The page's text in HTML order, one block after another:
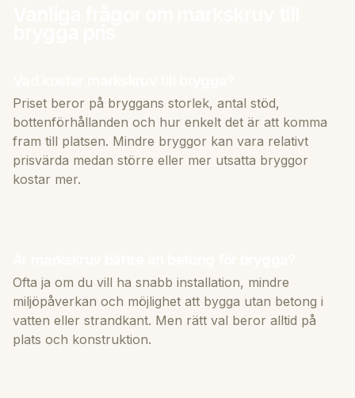
Priset beror på bryggans storlek, antal stöd,
bottenförhållanden och hur enkelt det är att komma
fram till platsen. Mindre bryggor kan vara relativt
prisvärda medan större eller mer utsatta bryggor
kostar mer.
Ofta ja om du vill ha snabb installation, mindre
miljöpåverkan och möjlighet att bygga utan betong i
vatten eller strandkant. Men rätt val beror alltid på
plats och konstruktion.